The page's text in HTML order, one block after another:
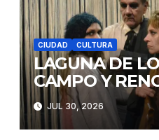
CIUDAD CULTURA
LAGUNA DE
CAMPO Y
JUL 30, 2026